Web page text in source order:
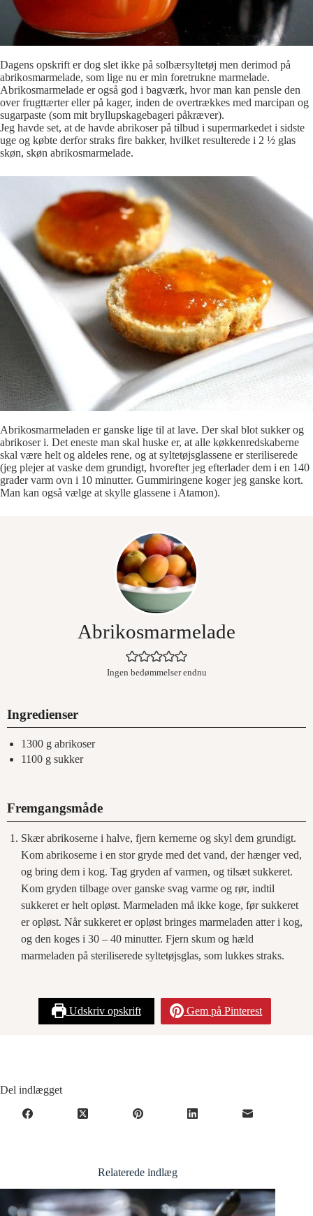
Dagens opskrift er dog slet ikke på solbærsyltetøj men derimod på
abrikosmarmelade, som lige nu er min foretrukne marmelade.
Abrikosmarmelade er også god i bagværk, hvor man kan pensle den
over frugttærter eller på kager, inden de overtrækkes med marcipan og
sugarpaste (som mit bryllupskagebageri påkræver).
Jeg havde set, at de havde abrikoser på tilbud i supermarkedet i sidste
uge og købte derfor straks fire bakker, hvilket resulterede i 2 ½ glas
skøn, skøn abrikosmarmelade.
Abrikosmarmeladen er ganske lige til at lave. Der skal blot sukker og
abrikoser i. Det eneste man skal huske er, at alle køkkenredskaberne
skal være helt og aldeles rene, og at syltetøjsglassene er steriliserede
(jeg plejer at vaske dem grundigt, hvorefter jeg efterlader dem i en 140
grader varm ovn i 10 minutter. Gummiringene koger jeg ganske kort.
Man kan også vælge at skylle glassene i Atamon).
Abrikosmarmelade
Ingen bedømmelser endnu
Ingredienser
1300 g abrikoser
1100 g sukker
Fremgangsmåde
Skær abrikoserne i halve, fjern kernerne og skyl dem grundigt.
Kom abrikoserne i en stor gryde med det vand, der hænger ved,
og bring dem i kog. Tag gryden af varmen, og tilsæt sukkeret.
Kom gryden tilbage over ganske svag varme og rør, indtil
sukkeret er helt opløst. Marmeladen må ikke koge, før sukkeret
er opløst. Når sukkeret er opløst bringes marmeladen atter i kog,
og den koges i 30 – 40 minutter. Fjern skum og hæld
marmeladen på steriliserede syltetøjsglas, som lukkes straks.
Udskriv opskrift Gem på Pinterest
Del indlægget
Relaterede indlæg